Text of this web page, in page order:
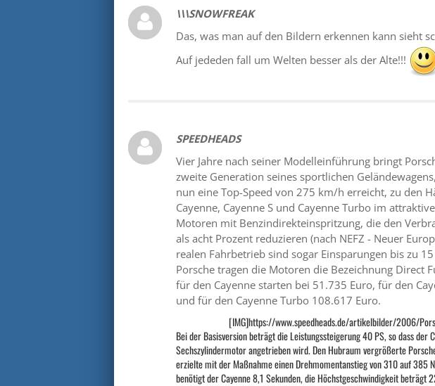
\\\SNOWFREAK
Das, was man auf den Bildern erkennen kann sieht
Auf jededen fall um Welten besser als der Alte!!!
SPEEDHEADS
Vier Jahre nach seiner Modelleinführung bringt
zweite Generation seines sportlichen
nun eine Top-Speed von 275 km/h erreicht, zu den
Cayenne, Cayenne S und Cayenne Turbo im
Motoren mit Benzindirekteinspritzung, die den
als acht Prozent reduzieren (nach NEFZ - Neuer
realen Fahrbetrieb sind sogar Einsparungen bis zu
Porsche tragen die Motoren die Bezeichnung Direct
für den Cayenne starten bei 51.735 Euro, für den
und für den Cayenne Turbo 108.617 Euro.
[IMG]https://www.speedheads.de/artikelbilder/2006/
Bei der Basisversion beträgt die Leistungssteigerung 40 PS, so dass der
Sechszylindermotor angetrieben wird. Den Hubraum vergrößerte
erzielte mit der Maßnahme einen Drehmomentanstieg von 310 auf 385
benötigt der Cayenne 8,1 Sekunden, die Höchstgeschwindigkeit beträgt